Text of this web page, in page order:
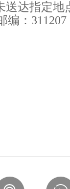
达指定地
编：311207